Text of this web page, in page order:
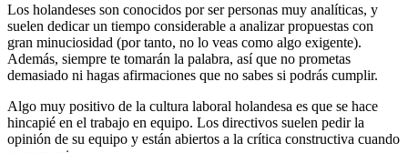
Los holandeses son conocidos por ser personas muy analíticas, y
suelen dedicar un tiempo considerable a analizar propuestas con
gran minuciosidad (por tanto, no lo veas como algo exigente).
Además, siempre te tomarán la palabra, así que no prometas
demasiado ni hagas afirmaciones que no sabes si podrás cumplir.
Algo muy positivo de la cultura laboral holandesa es que se hace
hincapié en el trabajo en equipo. Los directivos suelen pedir la
opinión de su equipo y están abiertos a la crítica constructiva cuando